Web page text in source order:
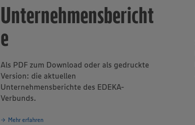
Unternehmensbericht
e
Als PDF zum Download oder als gedruckte
Version: die aktuellen
Unternehmensberichte des EDEKA-
Verbunds.
Mehr erfahren